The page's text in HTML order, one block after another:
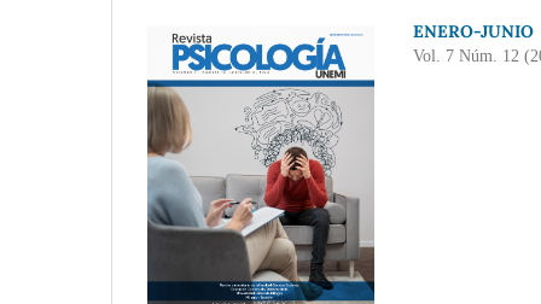
ENERO-JUNIO
Vol. 7 Núm. 12